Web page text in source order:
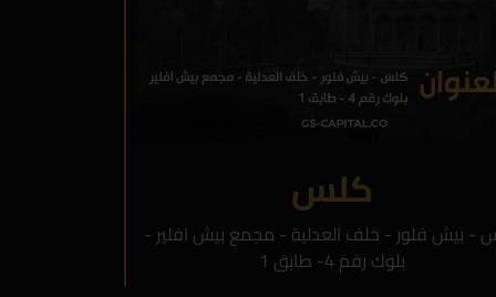
كلس
- بيش فلور - خلف العدلية - مجمع بيش افلير -
بلوك رقم 4- طابق 1